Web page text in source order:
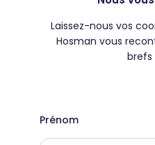
Laissez-nous vos
Hosman vous
brefs
Prénom